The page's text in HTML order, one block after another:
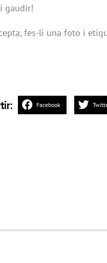
gaudir!
fes-li una foto i
Facebook